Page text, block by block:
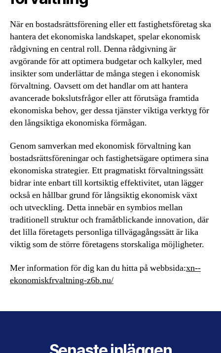
När en bostadsrättsförening eller ett fastighetsföretag ska
hantera det ekonomiska landskapet, spelar ekonomisk
rådgivning en central roll. Denna rådgivning är
avgörande för att optimera budgetar och kalkyler, med
insikter som underlättar de många stegen i ekonomisk
förvaltning. Oavsett om det handlar om att hantera
avancerade bokslutsfrågor eller att förutsäga framtida
ekonomiska behov, ger dessa tjänster viktiga verktyg för
den långsiktiga ekonomiska förmågan.
Genom samverkan med ekonomisk förvaltning kan
bostadsrättsföreningar och fastighetsägare optimera sina
ekonomiska strategier. Ett pragmatiskt förvaltningssätt
bidrar inte enbart till kortsiktig effektivitet, utan lägger
också en hållbar grund för långsiktig ekonomisk växt
och utveckling. Detta innebär en symbios mellan
traditionell struktur och framåtblickande innovation, där
det lilla företagets personliga tillvägagångssätt är lika
viktig som de större företagens storskaliga möjligheter.
Mer information för dig kan du hitta på webbsida:xn--
ekonomiskfrvaltning-z6b.nu/